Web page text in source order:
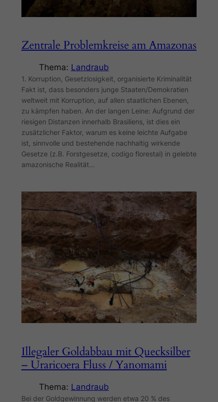
Zentrale Problemkreise am Amazonas
Thema: Landraub
1. Korruption, Gesetzlosigkeit, organisierte Kriminalität
Fakt ist, dass besonders junge Staaten/Demokratien
weltweit mit Korruption, auf allen staatlichen Ebenen,
zu kämpfen haben. An der langen Leine: Aufgrund der
riesigen Distanzen innerhalb Brasiliens, ist dies ein
zusätzlicher Faktor, warum es keine leichte Aufgabe
ist, sinnvolle und bestehende nachhaltig wirkende
Gesetze (z.B. Forstgesetze, codigo florestal) in gelebte
amazonische Realität…
Illegaler Goldabbau mit Quecksilber
– Uraricoera Fluss / Yanomami
Thema: Landraub
Bei der Goldgewinnung werden etwa 20 % des